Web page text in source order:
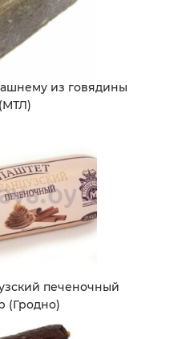
из говядины
(МТЛ)
печеночный
(Гродно)